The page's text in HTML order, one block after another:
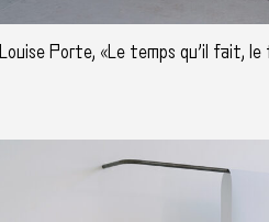
Louise Porte, «Le temps qu’il fait, le